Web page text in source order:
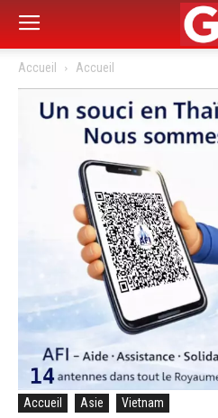
Accueil Accueil
Accueil Asie Vietnam